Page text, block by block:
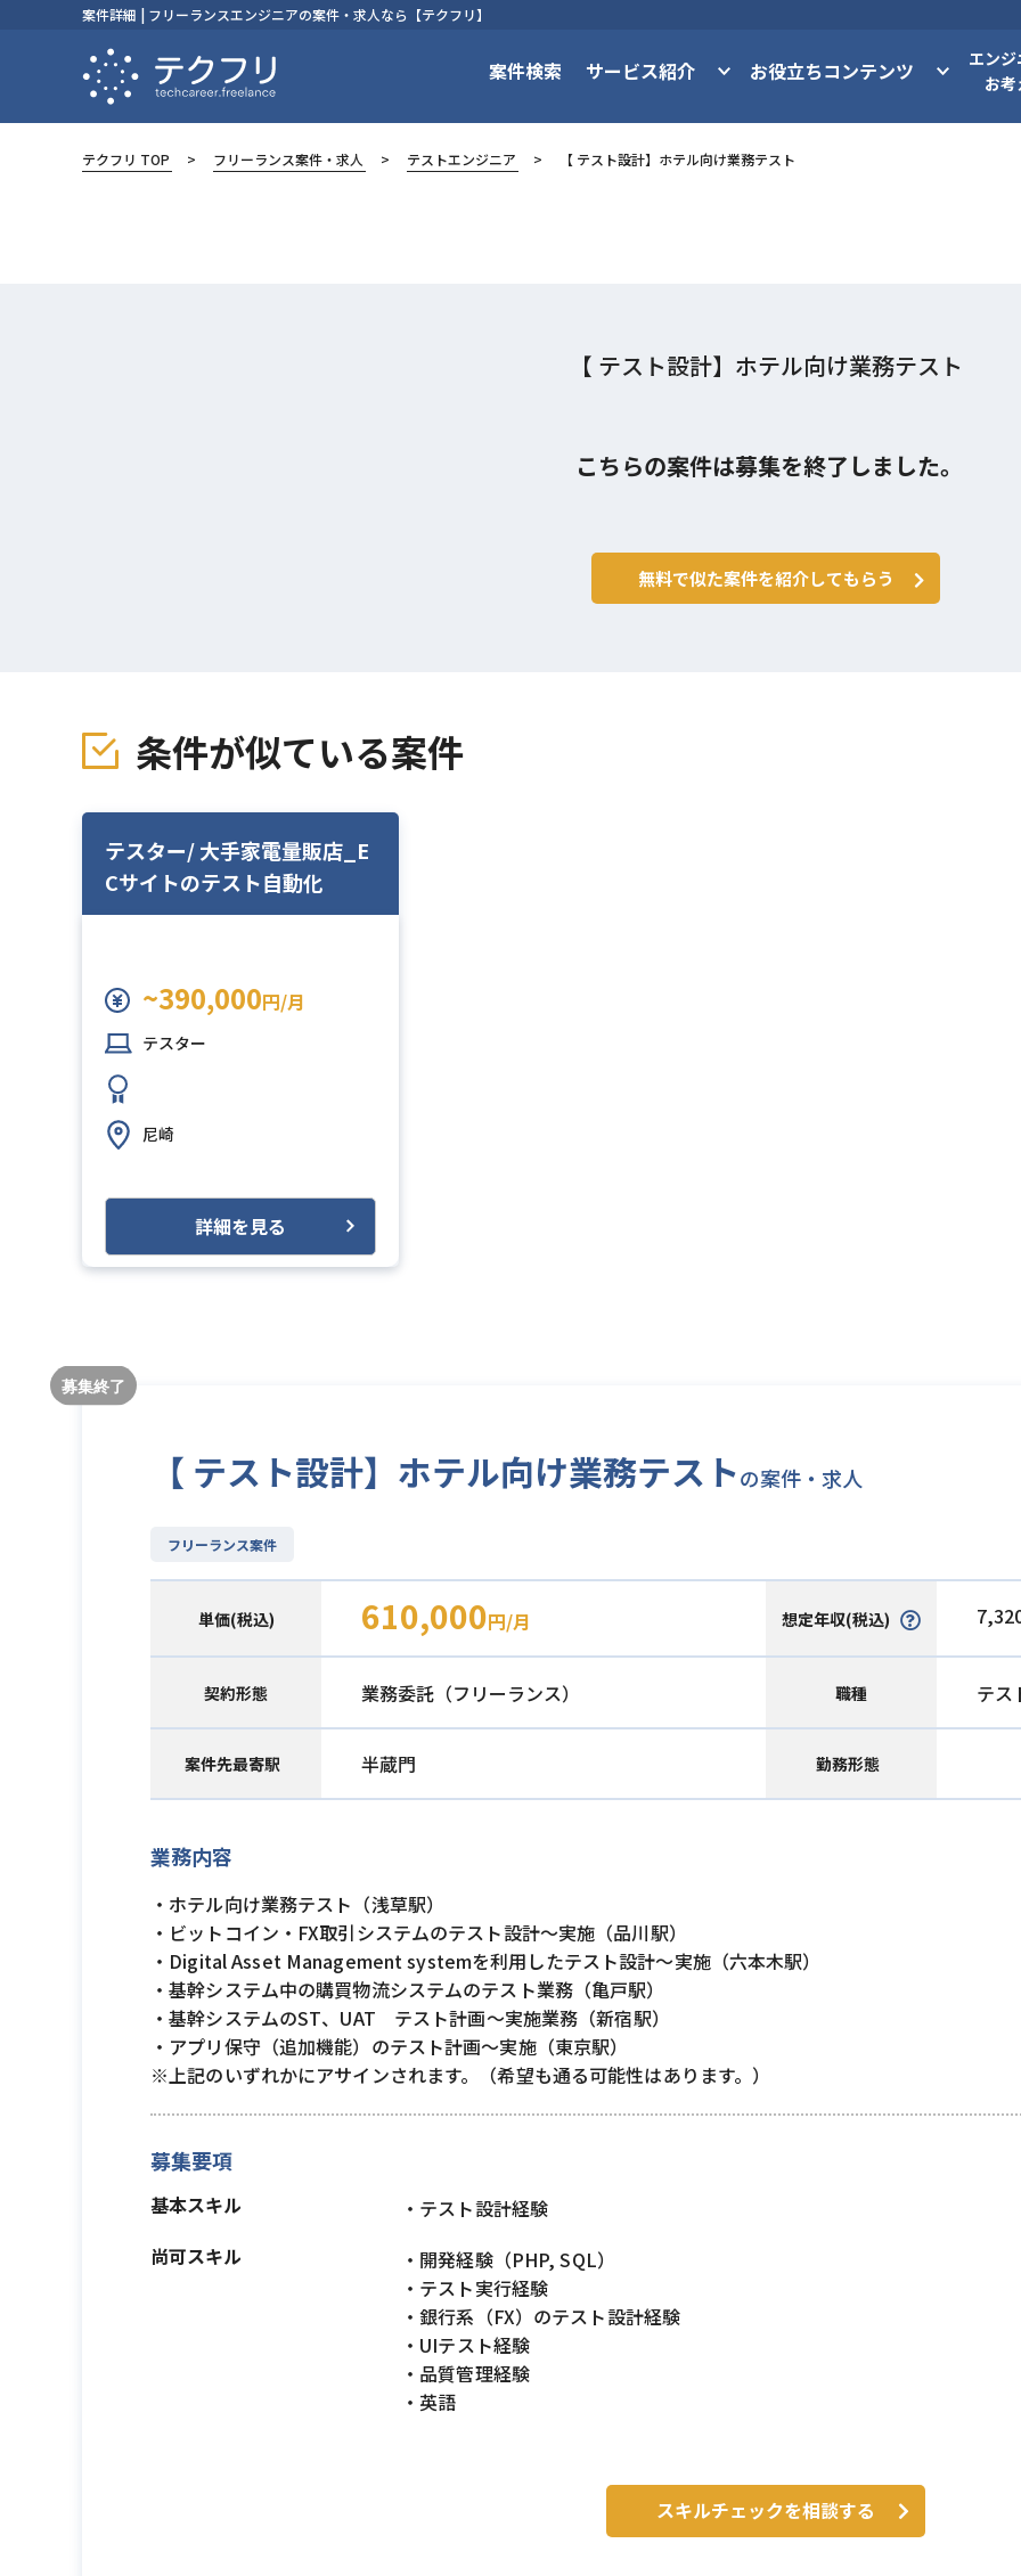
案件詳細 | フリーランスエンジニアの案件・求人なら【テクフリ】
案件検索 サービス紹介 お役立ちコンテンツ
エン
お
テクフリ TOP フリーランス案件・求人 テストエンジニア 【 テスト設計】ホテル向け業務テスト
【 テスト設計】ホテル向け業務テスト
こちらの案件は募集を終了しました。
無料で似た案件を紹介してもらう
条件が似ている案件
テスター/ 大手家電量販店_E
Cサイトのテスト自動化
~390,000円/月
テスター
尼崎
詳細を見る
【 テスト設計】ホテル向け業務テストの案件・求人
フリーランス案件
単価(税込) 610,000円/月 想定年収(税込)
契約形態 業務委託（フリーランス） 職種 テス
案件先最寄駅 半蔵門 勤務形態
業務内容
・ホテル向け業務テスト（浅草駅）
・ビットコイン・FX取引システムのテスト設計～実施（品川駅）
・Digital Asset Management systemを利用したテスト設計～実施（六本木駅）
・基幹システム中の購買物流システムのテスト業務（亀戸駅）
・基幹システムのST、UAT テスト計画～実施業務（新宿駅）
・アプリ保守（追加機能）のテスト計画～実施（東京駅）
※上記のいずれかにアサインされます。（希望も通る可能性はあります。）
募集要項
基本スキル
・テスト設計経験
尚可スキル
・開発経験（PHP, SQL）
・テスト実行経験
・銀行系（FX）のテスト設計経験
・UIテスト経験
・品質管理経験
・英語
スキルチェックを相談する